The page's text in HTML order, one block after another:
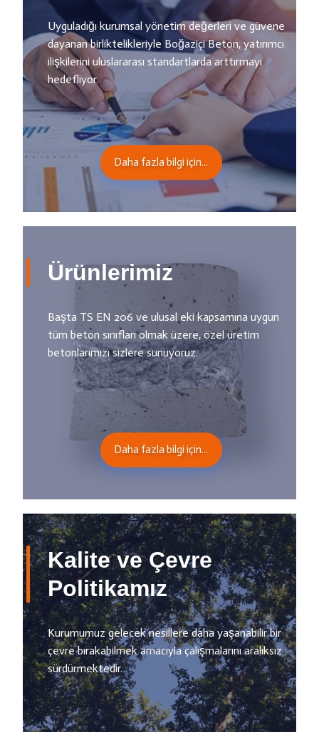
Uyguladığı kurumsal yönetim değerleri ve güvene
dayanan birliktelikleriyle Boğaziçi Beton, yatırımcı
ilişkilerini uluslararası standartlarda arttırmayı
hedefliyor.
Daha fazla bilgi için...
Ürünlerimiz
Başta TS EN 206 ve ulusal eki kapsamına uygun
tüm beton sınıfları olmak üzere, özel üretim
betonlarımızı sizlere sunuyoruz.
Daha fazla bilgi için...
Kalite ve Çevre
Politikamız
Kurumumuz gelecek nesillere daha yaşanabilir bir
çevre bırakabilmek amacıyla çalışmalarını aralıksız
sürdürmektedir.